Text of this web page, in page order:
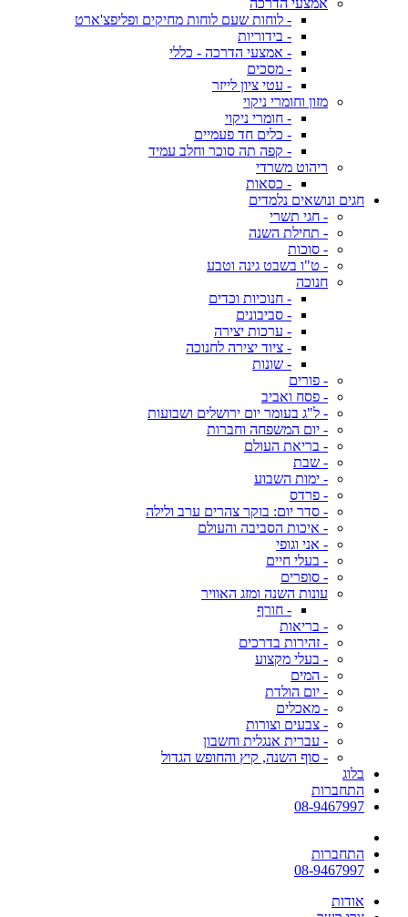
אמצעי הדרכה
- לוחות שעם לוחות מחיקים ופליפצ'ארט
- בידוריות
- אמצעי הדרכה - כללי
- מסכים
- עטי ציון לייזר
מזון וחומרי ניקוי
- חומרי ניקוי
- כלים חד פעמיים
- קפה תה סוכר וחלב עמיד
ריהוט משרדי
- כסאות
חגים ונושאים נלמדים
- חגי תשרי
- תחילת השנה
- סוכות
- ט"ו בשבט גינה וטבע
חנוכה
- חנוכיות וכדים
- סביבונים
- ערכות יצירה
- ציוד יצירה לחנוכה
- שונות
- פורים
- פסח ואביב
- ל"ג בעומר יום ירושלים ושבועות
- יום המשפחה וחברות
- בריאת העולם
- שבת
- ימות השבוע
- פרדס
- סדר יום: בוקר צהרים ערב ולילה
- איכות הסביבה והעולם
- אני וגופי
- בעלי חיים
- סופרים
עונות השנה ומזג האוויר
- חורף
- בריאות
- זהירות בדרכים
- בעלי מקצוע
- המים
- יום הולדת
- מאכלים
- צבעים וצורות
- עברית אנגלית וחשבון
- סוף השנה, קיץ והחופש הגדול
בלוג
התחברות
08-9467997
התחברות
08-9467997
אודות